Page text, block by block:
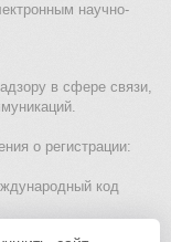
научно-
в сфере связи,
о регистрации:
код